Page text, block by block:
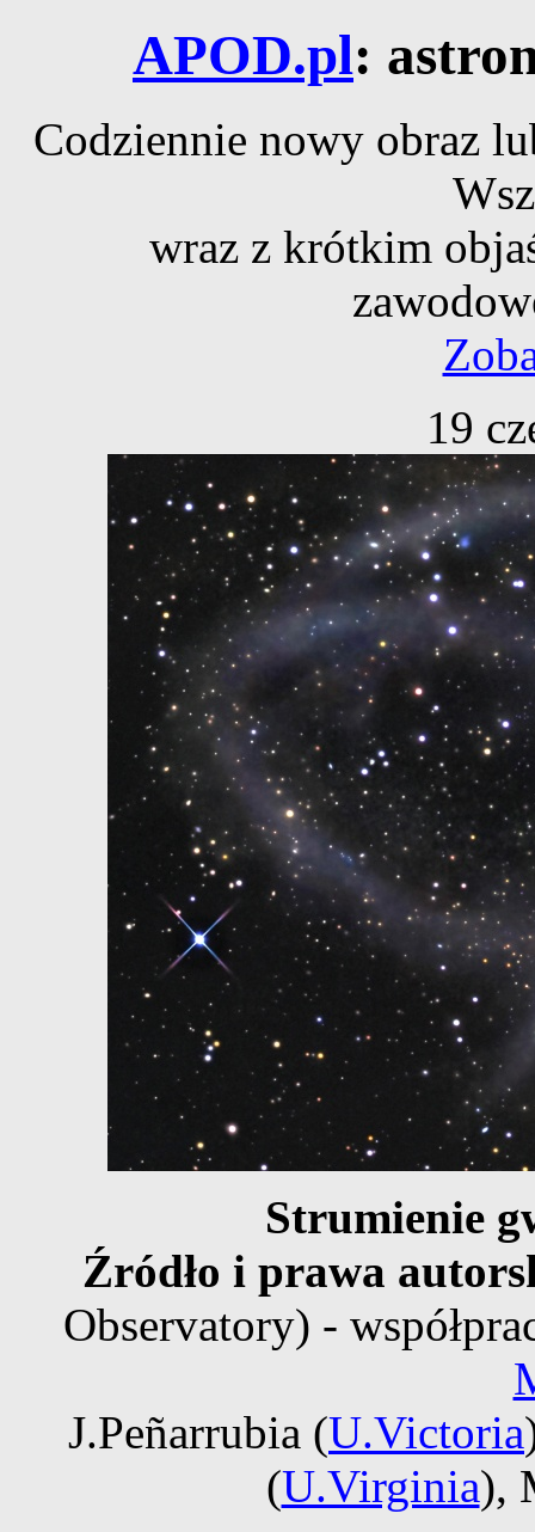
APOD.pl:
Codziennie nowy obraz
wraz z krótkim
19
Strumienie
Źródło i prawa
Observatory) -
J.Peñarrubia (U.Victoria
(U.Virginia),